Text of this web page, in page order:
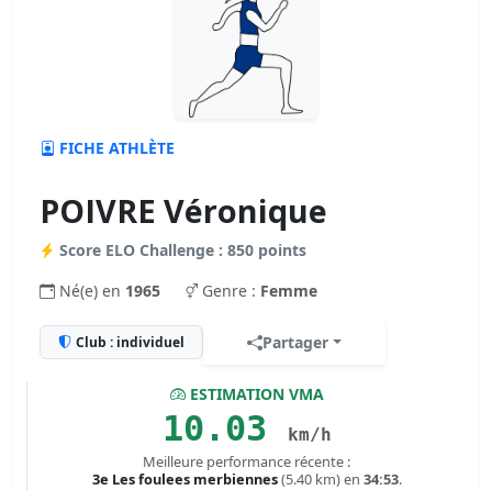
FICHE ATHLÈTE
POIVRE Véronique
Score ELO Challenge : 850 points
Né(e) en 1965 Genre : Femme
Club : individuel Partager
ESTIMATION VMA
10.03 km/h
Meilleure performance récente :
3e Les foulees merbiennes(5.40 km) en 34:53.